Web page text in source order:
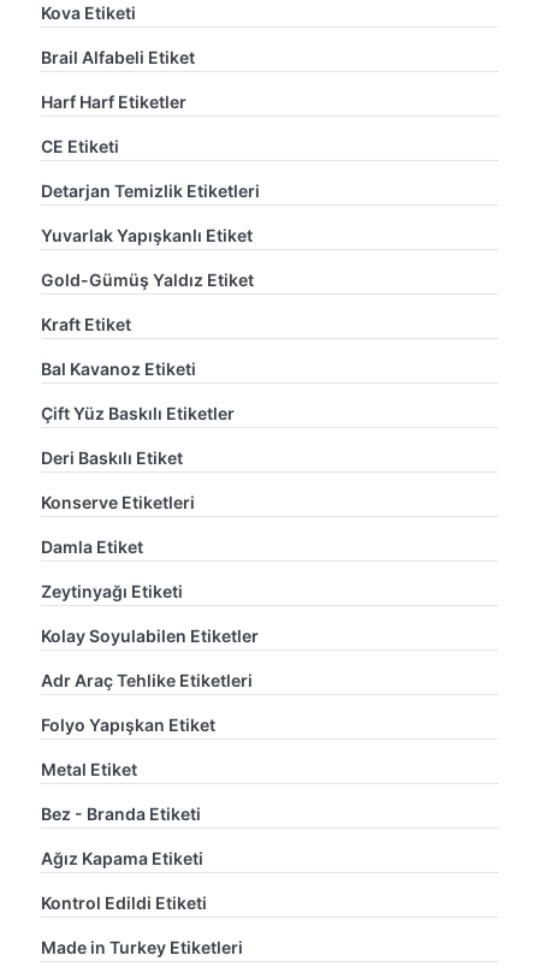
Kova Etiketi
Brail Alfabeli Etiket
Harf Harf Etiketler
CE Etiketi
Detarjan Temizlik Etiketleri
Yuvarlak Yapışkanlı Etiket
Gold-Gümüş Yaldız Etiket
Kraft Etiket
Bal Kavanoz Etiketi
Çift Yüz Baskılı Etiketler
Deri Baskılı Etiket
Konserve Etiketleri
Damla Etiket
Zeytinyağı Etiketi
Kolay Soyulabilen Etiketler
Adr Araç Tehlike Etiketleri
Folyo Yapışkan Etiket
Metal Etiket
Bez - Branda Etiketi
Ağız Kapama Etiketi
Kontrol Edildi Etiketi
Made in Turkey Etiketleri